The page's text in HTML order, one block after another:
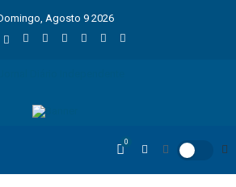
Agosto 9 2026
0